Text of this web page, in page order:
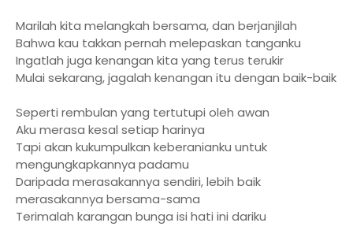
Marilah kita melangkah bersama, dan berjanjilah
Bahwa kau takkan pernah melepaskan tanganku
Ingatlah juga kenangan kita yang terus terukir
Mulai sekarang, jagalah kenangan itu dengan baik-baik
Seperti rembulan yang tertutupi oleh awan
Aku merasa kesal setiap harinya
Tapi akan kukumpulkan keberanianku untuk
mengungkapkannya padamu
Daripada merasakannya sendiri, lebih baik
merasakannya bersama-sama
Terimalah karangan bunga isi hati ini dariku